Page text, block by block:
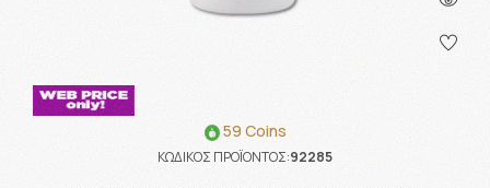
59 Coins
ΚΩΔΙΚΟΣ ΠΡΟΪΟΝΤΟΣ:92285